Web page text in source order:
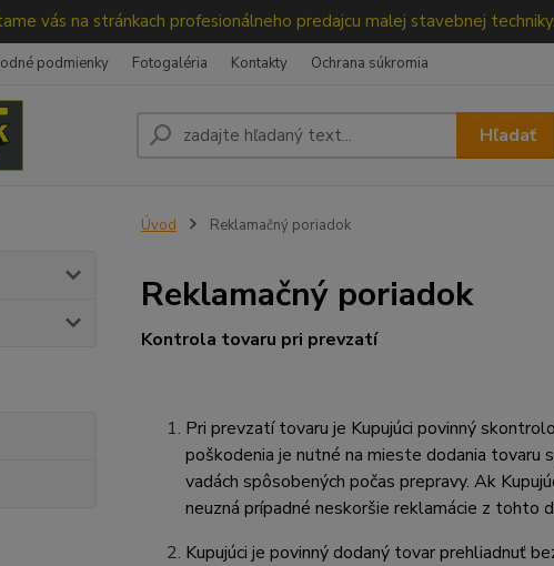
vás na stránkach profesionálneho predajcu malej stavebnej
podmienky Fotogaléria Kontakty Ochrana súkromia
Hľadať
Úvod Reklamačný poriadok
Reklamačný poriadok
Kontrola tovaru pri prevzatí
Pri prevzatí tovaru je Kupujúci povinný
poškodenia je nutné na mieste dodania
vadách spôsobených počas prepravy. Ak
neuzná prípadné neskoršie reklamácie z tohto
Kupujúci je povinný dodaný tovar prehliadnuť